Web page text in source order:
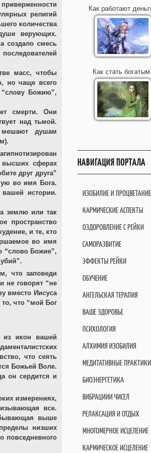
религий
количества
верующих.
создало смесь
масс, чтобы
но чаще всего
Божию”,
смерти. Они
над тьмой.
мешают душам
сферах
друг друга”
во имя Бога.
истории.
землю или так
пространство
и те, кто
во имя
“слово Божие”,
что заповеди
не говорят “не
вместо Иисуса
что “мой Бог
из икон вашей
что сеять
Божьей Воле.
он сердится и
измерениях,
все.
выше
низших
повседневного
Как работают
Как стать
НАВИГАЦИЯ ПОРТАЛА
ИЗОБИЛИЕ И ПРОЦВЕТАНИЕ
КАРМИЧЕСКИЕ АСПЕКТЫ
ОЗДОРОВЛЕНИЕ С РЕЙКИ
САМОРАЗВИТИЕ
ЭФФЕКТЫ РЕЙКИ
ОБУЧЕНИЕ
АНГЕЛЬСКАЯ ТЕРАПИЯ
ВАШЕ ЗДОРОВЬЕ
ПСИХОЛОГИЯ
АЛХИМИЯ ИЗОБИЛИЯ
МЕДИТАТИВНЫЕ ПРАКТИКИ
БИОЭНЕРГЕТИКА
ВИБРАЦИИИ ЧИСЕЛ
РЕЛАКСАЦИЯ И ОТДЫХ
МНОГОМЕРНОЕ ИСЦЕЛЕНИЕ
КАРМИЧЕСКОЕ ИСЦЕЛЕНИЕ